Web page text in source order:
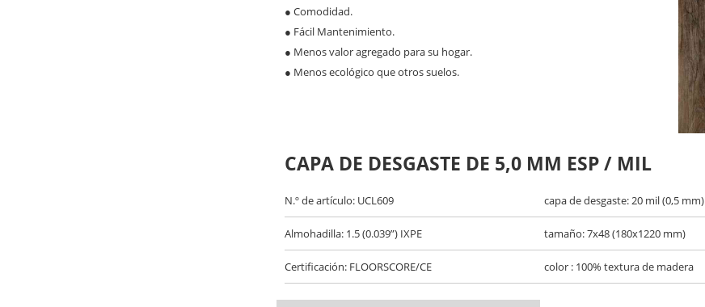
● Comodidad.
● Fácil Mantenimiento.
● Menos valor agregado para su hogar.
● Menos ecológico que otros suelos.
CAPA DE DESGASTE DE 5,0 MM ESP / MIL
N.º de artículo: UCL609 capa de desgaste: 20 mil (0,5 mm)
Almohadilla: 1.5 (0.039”) IXPE tamaño: 7x48 (180x1220 mm)
Certificación: FLOORSCORE/CE color : 100% textura de madera